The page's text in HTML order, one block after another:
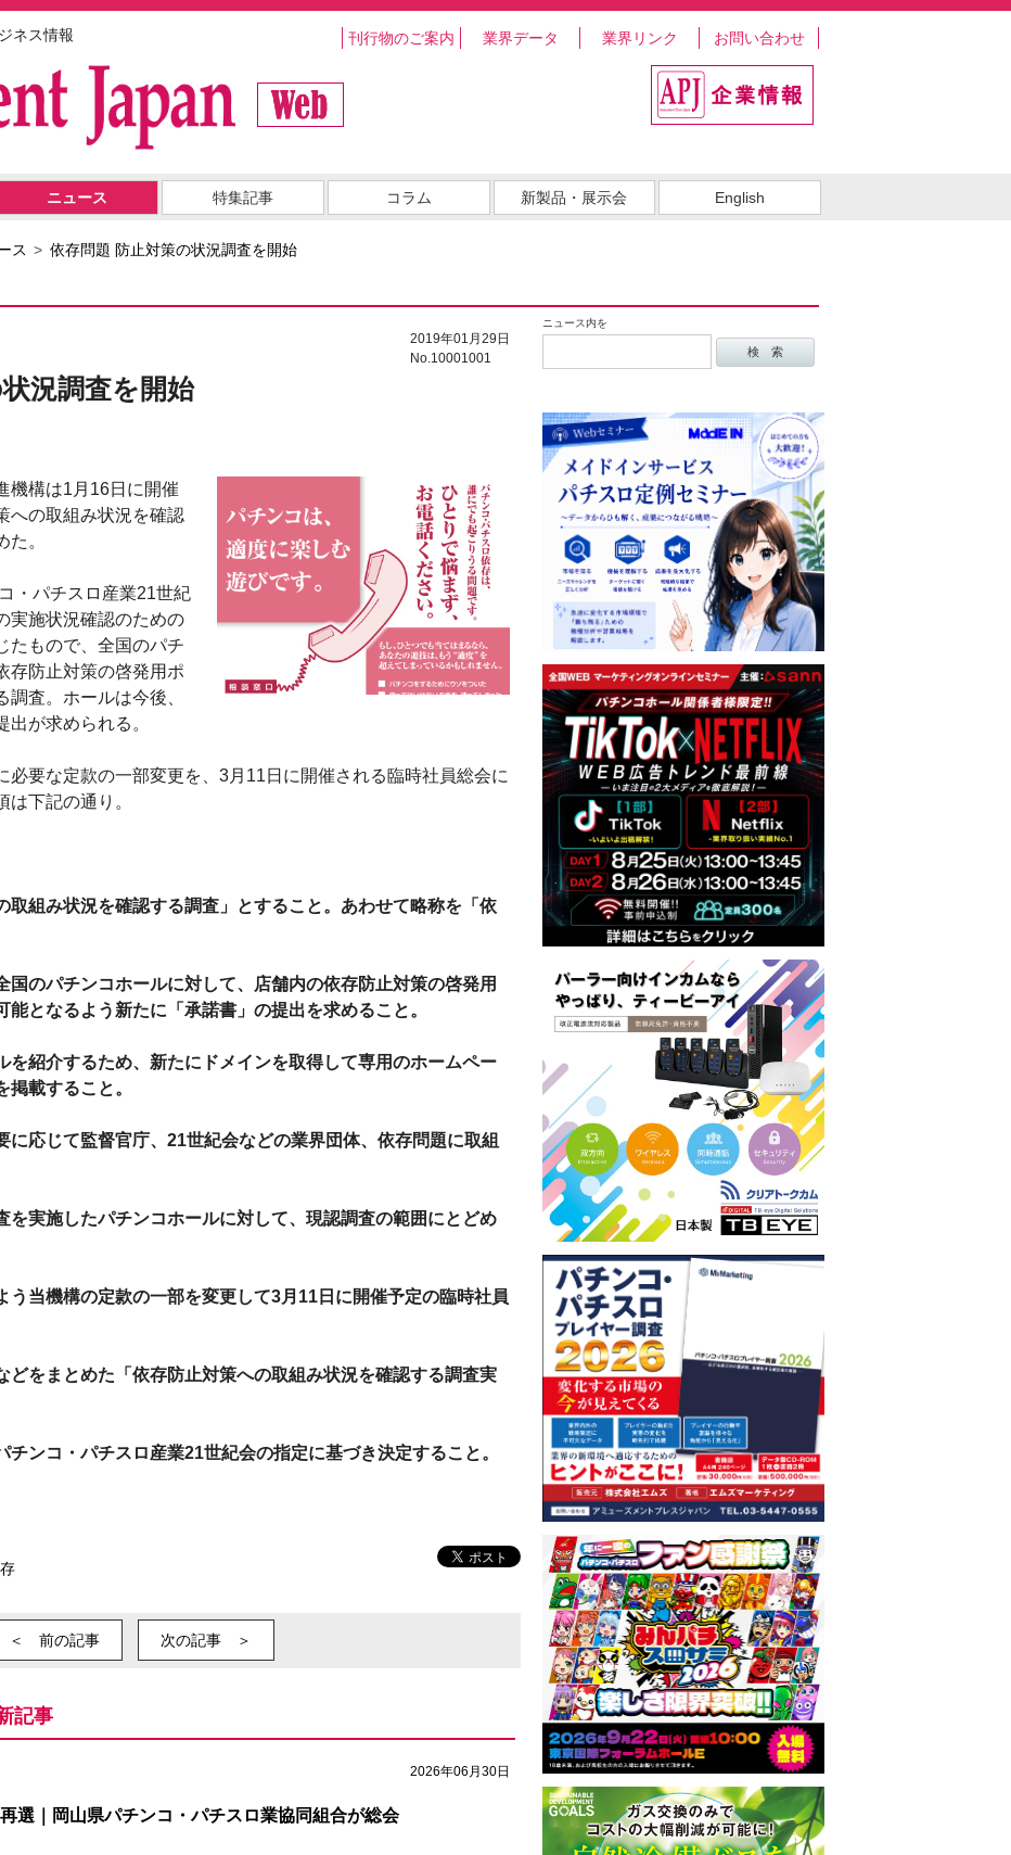
ネス情報 刊行物のご案内 業界データ 業界リンク お問い合わせ
ニュース 特集記事 コラム 新製品・展示会 English
ス 依存問題 防止対策の状況調査を開始
ニュース内を
2019年01月29日
No.10001001
況調査を開始
機構は1月16日に開催
への取組み状況を確認
。
・パチスロ産業21世紀
実施状況確認のための
たもので、全国のパチ
存防止対策の啓発用ポ
査。ホールは今後、
が求められる。
必要な定款の一部変更を、3月11日に開催される臨時社員総会に
下記の通り。
取組み状況を確認する調査」とすること。あわせて略称を「依
国のパチンコホールに対して、店舗内の依存防止対策の啓発用
となるよう新たに「承諾書」の提出を求めること。
を紹介するため、新たにドメインを取得して専用のホームペー
載すること。
に応じて監督官庁、21世紀会などの業界団体、依存問題に取組
を実施したパチンコホールに対して、現認調査の範囲にとどめ
う当機構の定款の一部を変更して3月11日に開催予定の臨時社員
どをまとめた「依存防止対策への取組み状況を確認する調査実
ンコ・パチスロ産業21世紀会の指定に基づき決定すること。
＜ 前の記事 次の記事 ＞
記事
2026年06月30日
選｜岡山県パチンコ・パチスロ業協同組合が総会